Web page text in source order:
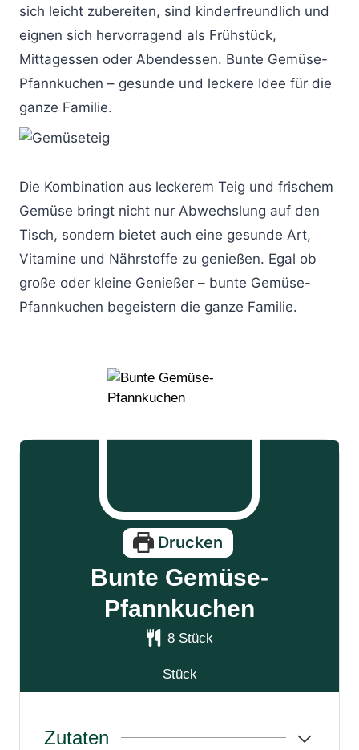
sich leicht zubereiten, sind kinderfreundlich und
eignen sich hervorragend als Frühstück,
Mittagessen oder Abendessen. Bunte Gemüse-
Pfannkuchen – gesunde und leckere Idee für die
ganze Familie.
Die Kombination aus leckerem Teig und frischem
Gemüse bringt nicht nur Abwechslung auf den
Tisch, sondern bietet auch eine gesunde Art,
Vitamine und Nährstoffe zu genießen. Egal ob
große oder kleine Genießer – bunte Gemüse-
Pfannkuchen begeistern die ganze Familie.
Drucken
Bunte Gemüse-
Pfannkuchen
8 Stück
Stück
Zutaten